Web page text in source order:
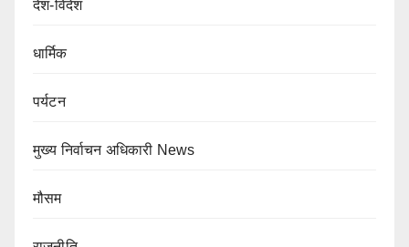
देश-विदेश
धार्मिक
पर्यटन
मुख्य निर्वाचन अधिकारी News
मौसम